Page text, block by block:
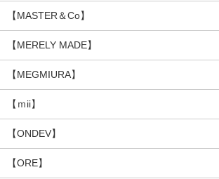
【MASTER＆Co】
【MERELY MADE】
【MEGMIURA】
【ｍii】
【ONDEV】
【ORE】